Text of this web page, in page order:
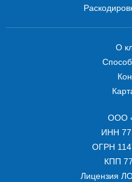
О
ООО
ИНН
ОГРН
КПП
Лицензия